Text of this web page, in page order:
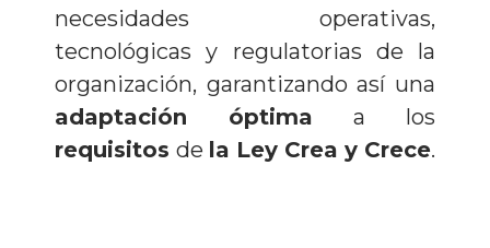
necesidades operativas,
tecnológicas y regulatorias de la
organización, garantizando así una
adaptación óptima a los
requisitos de la Ley Crea y Crece.